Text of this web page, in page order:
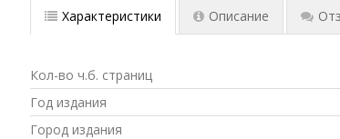
Характеристики Описание
Кол-во ч.б. страниц
Год издания
Город издания